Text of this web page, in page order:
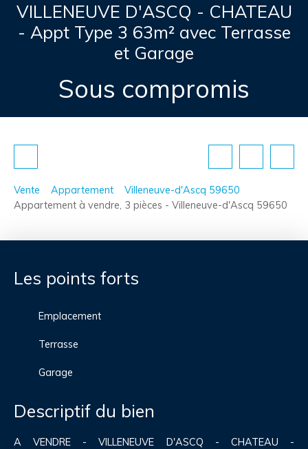
VILLENEUVE D'ASCQ - CHATEAU
- Appt Type 3 63m² avec Terrasse
et Garage
Sous compromis
Vente Appartement
Villeneuve-d'Ascq 59650
Appartement à vendre, 3 pièces - Villeneuve-d'Ascq 59650
Les points forts
Emplacement
Terrasse
Garage
Descriptif du bien
A VENDRE - VILLENEUVE D'ASCQ - CHATEAU -